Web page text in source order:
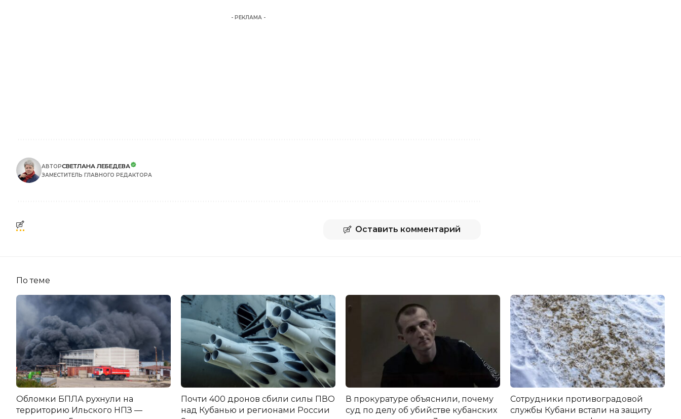
- РЕКЛАМА -
АВТОРСВЕТЛАНА ЛЕБЕДЕВА
ЗАМЕСТИТЕЛЬ ГЛАВНОГО РЕДАКТОРА
Оставить комментарий
По теме
Обломки БПЛА рухнули на
территорию Ильского НПЗ —
Почти 400 дронов сбили силы ПВО
над Кубанью и регионами России
В прокуратуре объяснили, почему
суд по делу об убийстве кубанских
Сотрудники противоградовой
службы Кубани встали на защиту